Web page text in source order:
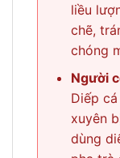
liều
chẽ,
chóng
Người
Diếp
xuyên
dùng